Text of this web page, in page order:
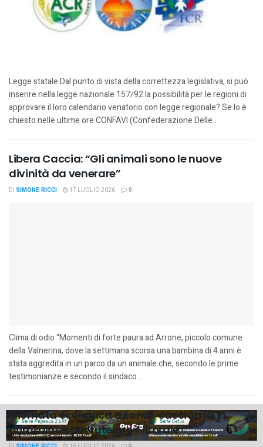
Legge statale Dal punto di vista della correttezza legislativa, si può
inserire nella legge nazionale 157/92 la possibilità per le regioni di
approvare il loro calendario venatorio con legge regionale? Se lo è
chiesto nelle ultime ore CONFAVI (Confederazione Delle...
Libera Caccia: “Gli animali sono le nuove
divinità da venerare”
DI SIMONE RICCI 17 LUGLIO 2026 0
Clima di odio “Momenti di forte paura ad Arrone, piccolo comune
della Valnerina, dove la settimana scorsa una bambina di 4 anni è
stata aggredita in un parco da un animale che, secondo le prime
testimonianze e secondo il sindaco...
Giornata ecologica a Fondi, cacciatrici in
prima linea per tutelare il litorale